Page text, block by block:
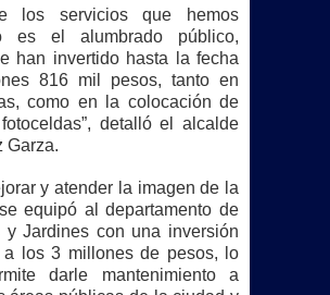
los servicios que hemos
es el alumbrado público,
han invertido hasta la fecha
816 mil pesos, tanto en
como en la colocación de
detalló el alcalde
Garza.
y atender la imagen de la
equipó al departamento de
y Jardines con una inversión
a los 3 millones de pesos, lo
darle mantenimiento a